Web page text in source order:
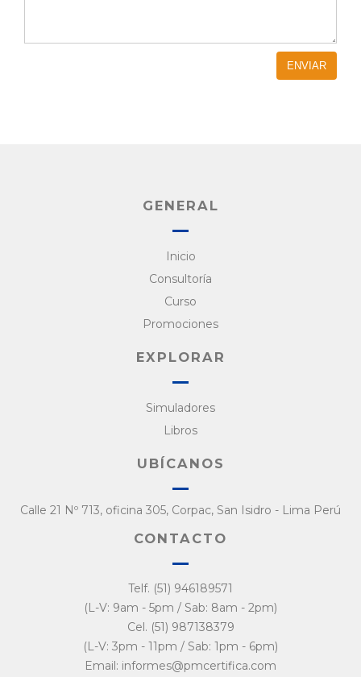
GENERAL
Inicio
Consultoría
Curso
Promociones
EXPLORAR
Simuladores
Libros
UBÍCANOS
Calle 21 Nº 713, oficina 305, Corpac, San Isidro - Lima Perú
CONTACTO
Telf. (51) 946189571
(L-V: 9am - 5pm / Sab: 8am - 2pm)
Cel. (51) 987138379
(L-V: 3pm - 11pm / Sab: 1pm - 6pm)
Email: informes@pmcertifica.com